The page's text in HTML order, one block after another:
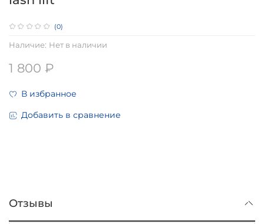
(0)
Наличие: Нет в наличии
1 800 ₽
В избранное
Добавить в сравнение
Отзывы